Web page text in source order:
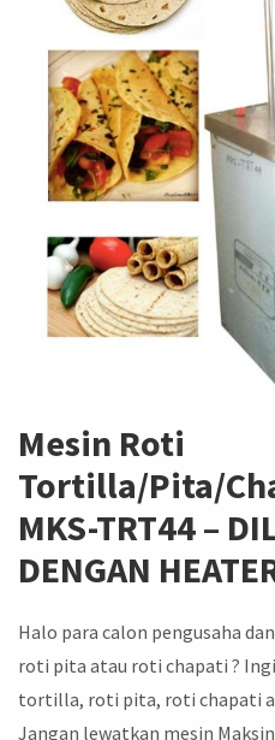
Mesin Roti
Tortilla/Pita/
MKS-TRT44 –
DENGAN
Halo para calon pengusaha
roti pita atau roti chapati ?
tortilla, roti pita, roti chapati
Jangan lewatkan mesin